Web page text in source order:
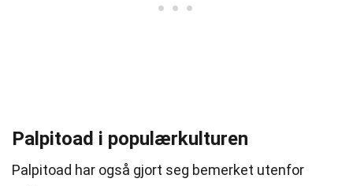
Palpitoad i populærkulturen
Palpitoad har også gjort seg bemerket utenfor